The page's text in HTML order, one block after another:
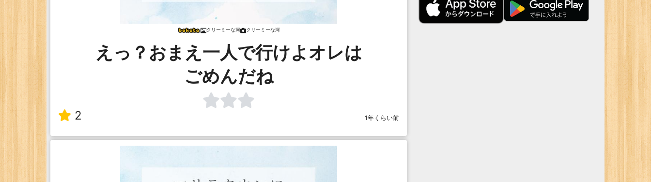
クリーミーな河 クリーミーな河
えっ？おまえ一人で行けよオレは
ごめんだね
2 1年くらい前